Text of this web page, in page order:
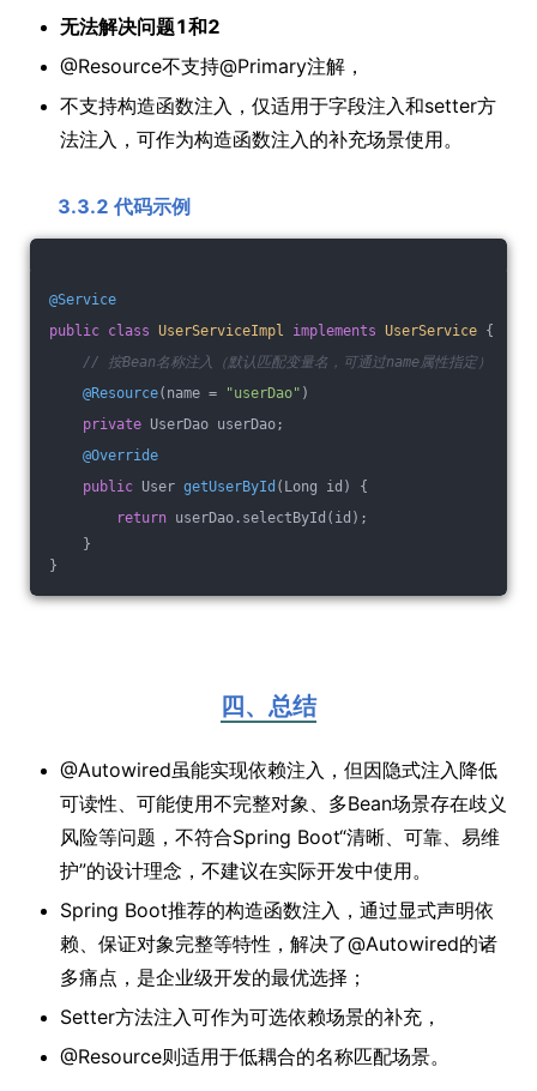
无法解决问题1和2
@Resource不支持@Primary注解，
不支持构造函数注入，仅适用于字段注入和setter方
法注入，可作为构造函数注入的补充场景使用。
3.3.2 代码示例
@Service
public class UserServiceImpl implements UserService {
// 按Bean名称注入（默认匹配变量名，可通过name属性指定）
@Resource(name = "userDao" )
private UserDao userDao;
@Override
public User getUserById (Long id)
{
return userDao.selectById(id);
}
}
四、总结
@Autowired虽能实现依赖注入，但因隐式注入降低
可读性、可能使用不完整对象、多Bean场景存在歧义
风险等问题，不符合Spring Boot“清晰、可靠、易维
护”的设计理念，不建议在实际开发中使用。
Spring Boot推荐的构造函数注入，通过显式声明依
赖、保证对象完整等特性，解决了@Autowired的诸
多痛点，是企业级开发的最优选择；
Setter方法注入可作为可选依赖场景的补充，
@Resource则适用于低耦合的名称匹配场景。